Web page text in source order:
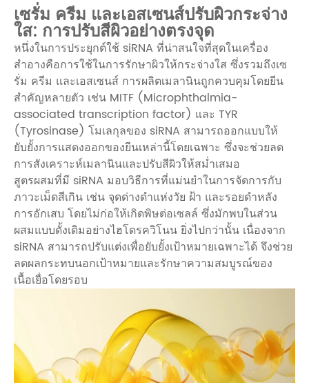
เซรั่ม ครีม และเอสเซนส์ปรับผิวกระจ่าง
ใส: การปรับสีผิวอย่างตรงจุด
หนึ่งในการประยุกต์ใช้ siRNA ที่น่าสนใจที่สุดในเครื่อง
สำอางคือการใช้ในการรักษาผิวให้กระจ่างใส ซึ่งรวมถึงเซ
รั่ม ครีม และเอสเซนส์ การผลิตเมลานินถูกควบคุมโดยยีน
สำคัญหลายตัว เช่น MITF (Microphthalmia-
associated transcription factor) และ TYR
(Tyrosinase) โมเลกุลของ siRNA สามารถออกแบบให้
ยับยั้งการแสดงออกของยีนเหล่านี้โดยเฉพาะ ซึ่งจะช่วยลด
การสังเคราะห์เมลานินและปรับสีผิวให้สม่ำเสมอ
สูตรผสมที่มี siRNA มอบวิธีการที่แม่นยำในการจัดการกับ
ภาวะเม็ดสีเกิน เช่น จุดด่างดำแห่งวัย ฝ้า และรอยดำหลัง
การอักเสบ โดยไม่ก่อให้เกิดพิษต่อเซลล์ ซึ่งมักพบในส่วน
ผสมแบบดั้งเดิมอย่างไฮโดรควิโนน ยิ่งไปกว่านั้น เนื่องจาก
siRNA สามารถปรับแต่งเพื่อยับยั้งเป้าหมายเฉพาะได้ จึงช่วย
ลดผลกระทบนอกเป้าหมายและรักษาความสมบูรณ์ของ
เนื้อเยื่อโดยรอบ